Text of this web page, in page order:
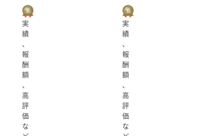
実
績
、
報
酬
額
、
高
評
価
な
実
績
、
報
酬
額
、
高
評
価
な